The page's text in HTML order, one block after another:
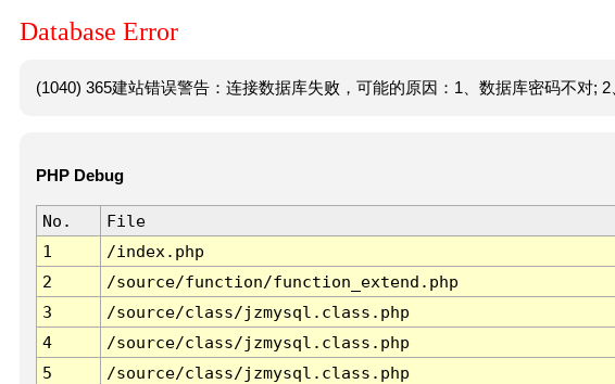
Database Error
(1040) 365建站错误警告：连接数据库失败，可能的原因：1、数据库密码不对; 2
PHP Debug
No. File
1
/index.php
2
/source/function/function_extend.php
3
/source/class/jzmysql.class.php
4
/source/class/jzmysql.class.php
5
/source/class/jzmysql.class.php